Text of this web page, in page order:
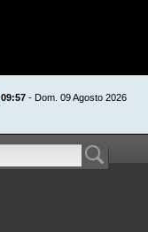
09:57 - Dom. 09 Agosto 2026